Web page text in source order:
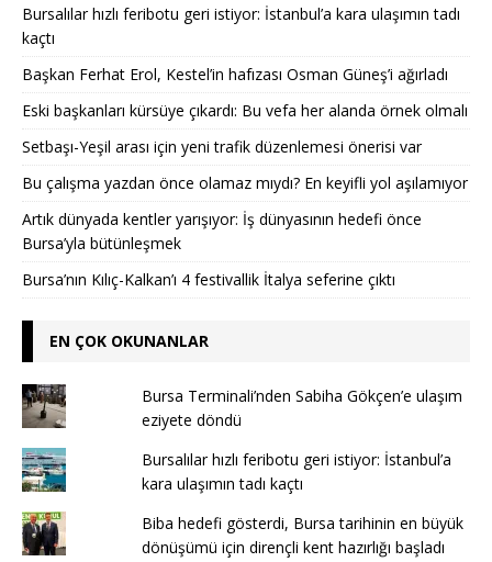
Bursalılar hızlı feribotu geri istiyor: İstanbul’a kara ulaşımın tadı
kaçtı
Başkan Ferhat Erol, Kestel’in hafızası Osman Güneş’i ağırladı
Eski başkanları kürsüye çıkardı: Bu vefa her alanda örnek olmalı
Setbaşı-Yeşil arası için yeni trafik düzenlemesi önerisi var
Bu çalışma yazdan önce olamaz mıydı? En keyifli yol aşılamıyor
Artık dünyada kentler yarışıyor: İş dünyasının hedefi önce
Bursa’yla bütünleşmek
Bursa’nın Kılıç-Kalkan’ı 4 festivallik İtalya seferine çıktı
EN ÇOK OKUNANLAR
Bursa Terminali’nden Sabiha Gökçen’e ulaşım
eziyete döndü
Bursalılar hızlı feribotu geri istiyor: İstanbul’a
kara ulaşımın tadı kaçtı
Biba hedefi gösterdi, Bursa tarihinin en büyük
dönüşümü için dirençli kent hazırlığı başladı